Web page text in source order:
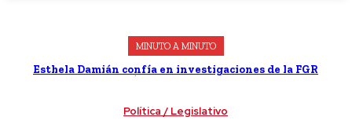
MINUTO A MINUTO
Esthela Damián confía en investigaciones de la FGR
Política / Legislativo